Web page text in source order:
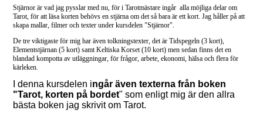
Stjärnor är vad jag pysslar med nu, för i Tarotmästare ingår alla möjliga delar om
Tarot, för att läsa korten behövs en stjärna om det så bara är ett kort. Jag håller på att
skapa mallar, filmer och texter under kursdelen "Stjärnor".
De tre viktigaste för mig har även tolkningstexter, det är Tidspegeln (3 kort),
Elementstjärnan (5 kort) samt Keltiska Korset (10 kort) men sedan finns det en
blandad kompotta av utläggningar, för frågor, arbete, ekonomi, hälsa och flera för
kärleken.
I denna kursdelen ingår även texterna från boken
"Tarot, korten på bordet" som enligt mig är den allra
bästa boken jag skrivit om Tarot.